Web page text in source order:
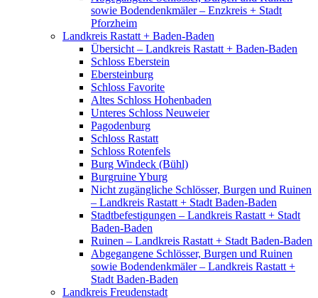
sowie Bodendenkmäler – Enzkreis + Stadt
Pforzheim
Landkreis Rastatt + Baden-Baden
Übersicht – Landkreis Rastatt + Baden-Baden
Schloss Eberstein
Ebersteinburg
Schloss Favorite
Altes Schloss Hohenbaden
Unteres Schloss Neuweier
Pagodenburg
Schloss Rastatt
Schloss Rotenfels
Burg Windeck (Bühl)
Burgruine Yburg
Nicht zugängliche Schlösser, Burgen und Ruinen
– Landkreis Rastatt + Stadt Baden-Baden
Stadtbefestigungen – Landkreis Rastatt + Stadt
Baden-Baden
Ruinen – Landkreis Rastatt + Stadt Baden-Baden
Abgegangene Schlösser, Burgen und Ruinen
sowie Bodendenkmäler – Landkreis Rastatt +
Stadt Baden-Baden
Landkreis Freudenstadt